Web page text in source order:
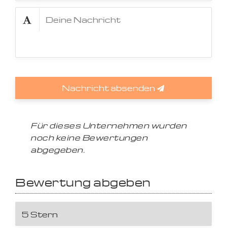
Nachricht absenden
Für dieses Unternehmen wurden
noch keine Bewertungen
abgegeben.
Bewertung abgeben